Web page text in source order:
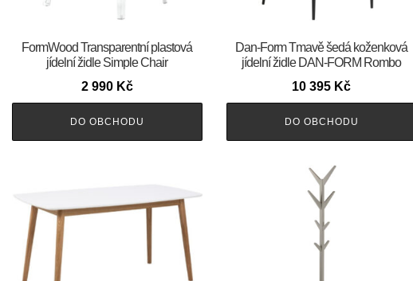
FormWood Transparentní plastová
jídelní židle Simple Chair
2 990 Kč
DO OBCHODU
​​​​​Dan-Form Tmavě šedá koženková
jídelní židle DAN-FORM Rombo
10 395 Kč
DO OBCHODU